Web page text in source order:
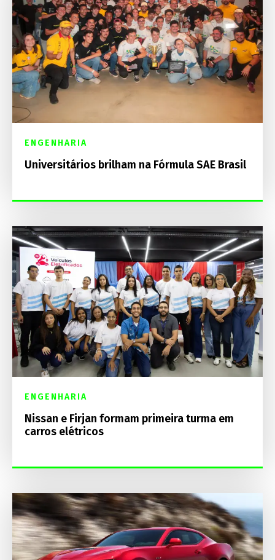
ENGENHARIA
Universitários brilham na Fórmula SAE Brasil
ENGENHARIA
Nissan e Firjan formam primeira turma em
carros elétricos